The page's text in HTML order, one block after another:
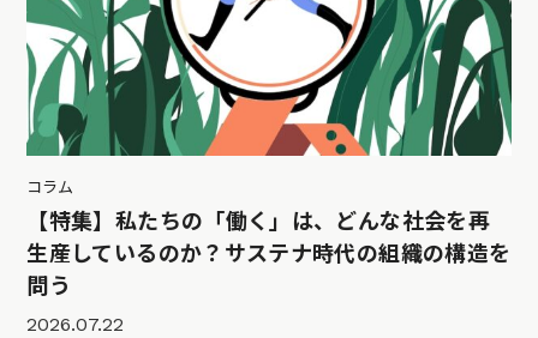
コラム
【特集】私たちの「働く」は、どんな社会を再
生産しているのか？サステナ時代の組織の構造を
問う
2026.07.22